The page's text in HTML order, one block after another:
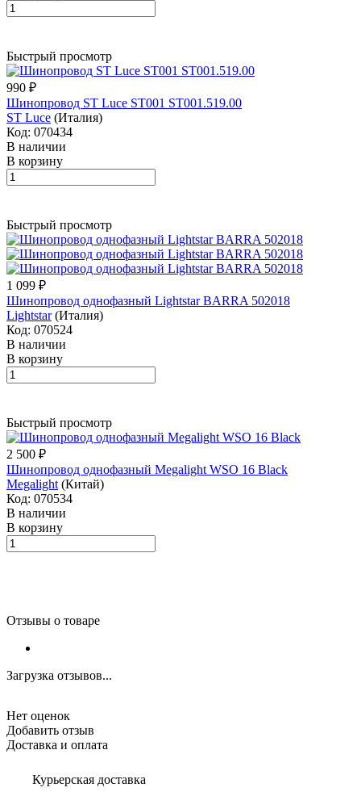
Быстрый просмотр
990 ₽
Шинопровод ST Luce ST001 ST001.519.00
ST Luce (Италия)
Код: 070434
В наличии
В корзину
Быстрый просмотр
1 099 ₽
Шинопровод однофазный Lightstar BARRA 502018
Lightstar(Италия)
Код: 070524
В наличии
В корзину
Быстрый просмотр
2 500 ₽
Шинопровод однофазный Megalight WSO 16 Black
Megalight (Китай)
Код: 070534
В наличии
В корзину
Отзывы о товаре
Загрузка отзывов...
Нет оценок
Добавить отзыв
Доставка и оплата
Курьерская доставка